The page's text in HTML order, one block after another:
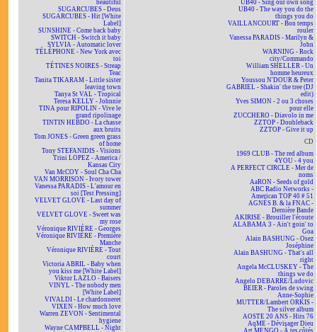
beautiful
SUGARCUBES - Deus
SUGARCUBES - Hit [White
Label]
SUNSHINE - Come back baby
SWITCH - Switch it baby
SYLVIA - Automatic lover
TÉLÉPHONE - New York avec
toi
TÉTINES NOIRES - Streap
Teac
Tanita TIKARAM - Little sister
leaving town
Tanya St VAL - Tropical
Teresa KELLY - Johnnie
TINA pour RIPOLIN - Vive le
grand ripolinage
TINTIN HEBDO - La chasse
aux bruits
Tom JONES - Green green grass
of home
Tony STEFANIDIS - Visions
Trini LOPEZ - America /
Kansas City
Van McCOY - Soul Cha Cha
VAN MORRISON - Ivory tower
Vanessa PARADIS - L'amour en
soi [Test Pressing]
VELVET GLOVE - Last day of
summer
VELVET GLOVE - Sweet was
my rose
Véronique RIVIÈRE - Georges
Véronique RIVIÈRE - Première
Manche
Véronique RIVIÈRE - Tout
court
Victoria ABRIL - Baby when
you kiss me [White Label]
Viktor LAZLO - Baisers
VINYL - The nobody men
[White Label]
VIVALDI - Le chardonneret
VIXEN - How much love
Warren ZEVON - Sentimental
hygiene
Wayne CAMPBELL - Night
UB40 - Sing our own song
UB40 - The way you do the
things you do
VAILLANCOURT - Bon temps
rouler
Vanessa PARADIS - Marilyn &
John
WARNING - Rock
city/Commando
William SHELLER - Un
homme heureux
Youssou N'DOUR & Peter
GABRIEL - Shakin' the tree (DJ
edit)
Yves SIMON - 2 ou 3 choses
pour elle
ZUCCHERO - Diavolo in me
ZZTOP - Doubleback
ZZTOP - Give it up
CD
1969 CLUB - The red album
4YOU - 4 you
A PERFECT CIRCLE - Mer de
noms
AaRON - Seeds of gold
ABC Radio Networks -
American TOP 40 # 51
AGNÈS B. & la FNAC -
Dernière Bande
AKIRISE - Brouiller l'écoute
ALABAMA 3 - Ain't goin' to
Goa
Alain BASHUNG - Osez
Joséphine
Alain BASHUNG - That's all
right
Angela McCLUSKEY - The
things we do
Angelo DEBARRE/Ludovic
BEIER - Paroles de swing
Anne-Sophie
MUTTER/Lambert ORKIS -
The silver album
AOSTE 20 ANS - Hits 76
AqME - Dévisager Dieu
Art MENGO - À tes côtés